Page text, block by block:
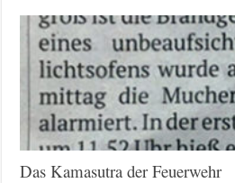
Das Kamasutra der Feuerwehr